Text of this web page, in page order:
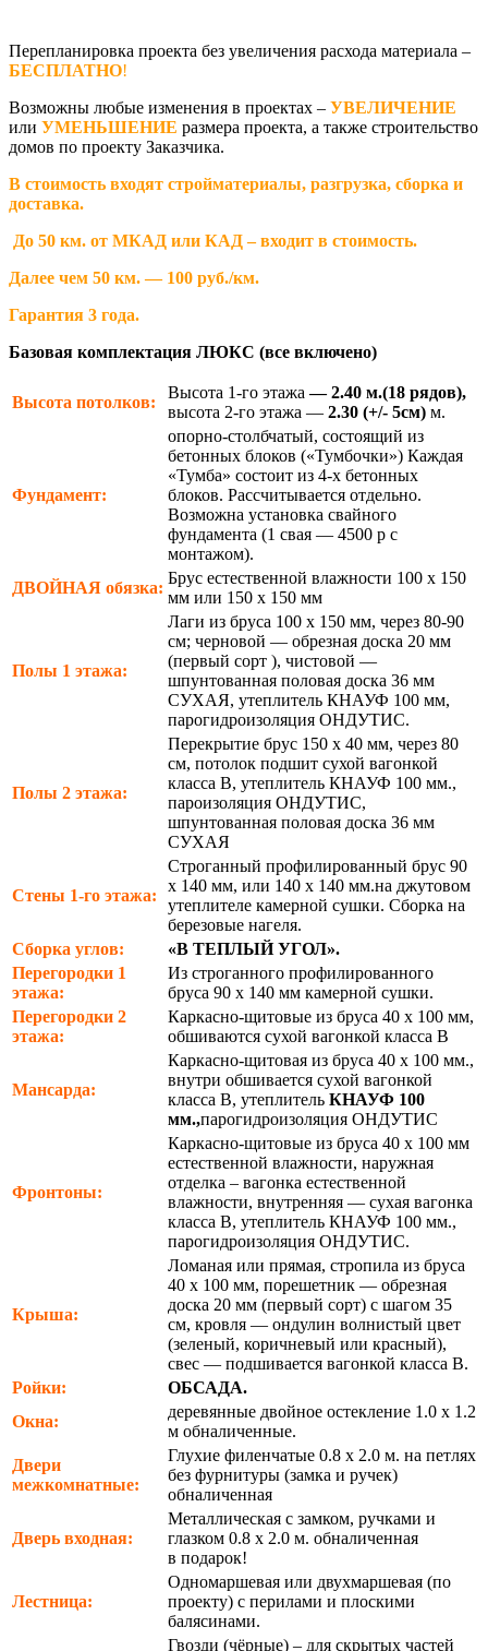
Перепланировка проекта без увеличения расхода материала –
БЕСПЛАТНО!
Возможны любые изменения в проектах – УВЕЛИЧЕНИЕ
или УМЕНЬШЕНИЕ размера проекта, а также строительство
домов по проекту Заказчика.
В стоимость входят стройматериалы, разгрузка, сборка и
доставка.
До 50 км. от МКАД или КАД – входит в стоимость.
Далее чем 50 км. — 100 руб./км.
Гарантия 3 года.
Базовая комплектация ЛЮКС (все включено)
Высота потолков:
Высота 1-го этажа— 2.40 м.(18 рядов),
высота 2-го этажа — 2.30 (+/- 5см) м.
Фундамент:
опорно-столбчатый, состоящий из
бетонных блоков («Тумбочки») Каждая
«Тумба» состоит из 4-х бетонных
блоков. Рассчитывается отдельно.
Возможна установка свайного
фундамента (1 свая — 4500 р с
монтажом).
ДВОЙНАЯ обязка:
Брус естественной влажности 100 х 150
мм или 150 х 150 мм
Полы 1 этажа:
Лаги из бруса 100 х 150 мм, через 80-90
см; черновой — обрезная доска 20 мм
(первый сорт ), чистовой —
шпунтованная половая доска 36 мм
СУХАЯ, утеплитель КНАУФ 100 мм,
парогидроизоляция ОНДУТИС.
Полы 2 этажа:
Перекрытие брус 150 х 40 мм, через 80
см, потолок подшит сухой вагонкой
класса В, утеплитель КНАУФ 100 мм.,
пароизоляция ОНДУТИС,
шпунтованная половая доска 36 мм
СУХАЯ
Стены 1-го этажа:
Строганный профилированный брус 90
х 140 мм, или 140 х 140 мм.на джутовом
утеплителе камерной сушки. Сборка на
березовые нагеля.
Сборка углов:
«В ТЕПЛЫЙ УГОЛ».
Перегородки 1
этажа:
Из строганного профилированного
бруса 90 х 140 мм камерной сушки.
Перегородки 2
этажа:
Каркасно-щитовые из бруса 40 х 100 мм,
обшиваются сухой вагонкой класса В
Мансарда:
Каркасно-щитовая из бруса 40 х 100 мм.,
внутри обшивается сухой вагонкой
класса В, утеплитель КНАУФ 100
мм.,парогидроизоляция ОНДУТИС
Фронтоны:
Каркасно-щитовые из бруса 40 х 100 мм
естественной влажности, наружная
отделка – вагонка естественной
влажности, внутренняя — сухая вагонка
класса В, утеплитель КНАУФ 100 мм.,
парогидроизоляция ОНДУТИС.
Крыша:
Ломаная или прямая, стропила из бруса
40 х 100 мм, порешетник — обрезная
доска 20 мм (первый сорт) с шагом 35
см, кровля — ондулин волнистый цвет
(зеленый, коричневый или красный),
свес — подшивается вагонкой класса В.
Ройки:
ОБСАДА.
Окна:
деревянные двойное остекление 1.0 х 1.2
м обналиченные.
Двери
межкомнатные:
Глухие филенчатые 0.8 х 2.0 м. на петлях
без фурнитуры (замка и ручек)
обналиченная
Дверь входная:
Металлическая с замком, ручками и
глазком 0.8 х 2.0 м. обналиченная
в подарок!
Лестница:
Одномаршевая или двухмаршевая (по
проекту) с перилами и плоскими
балясинами.
Гвозди (чёрные) – для скрытых частей